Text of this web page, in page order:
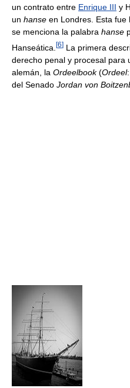
un contrato entre Enrique III y
un hanse en Londres. Esta fue
se menciona la palabra hanse
Hanseática. [6] La primera
derecho penal y procesal para
alemán, la Ordeelbook(Ordeel
del Senado Jordan von